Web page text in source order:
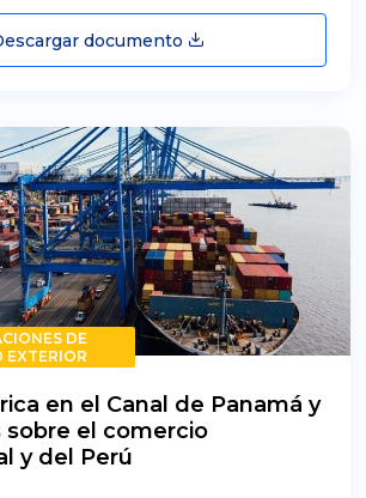
documento
DE
EXTERIOR
en el Canal de Panamá y
el comercio
y del Perú